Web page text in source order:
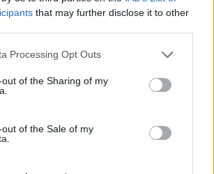
that may further disclose it to other
Processing Opt Outs
of the Sharing of my
of the Sale of my
T
O
O
O
O